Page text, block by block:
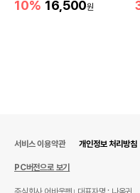
10% 16,500원
서비스 이용약관 개인정보 처리방침
PC버전으로 보기